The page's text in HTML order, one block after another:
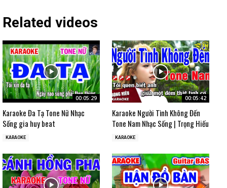
Related videos
00:05:29
Karaoke Đa Tạ Tone Nữ Nhạc
Sống gia huy beat
KARAOKE
00:05:42
Karaoke Người Tình Không Đến
Tone Nam Nhạc Sống | Trọng Hiếu
KARAOKE